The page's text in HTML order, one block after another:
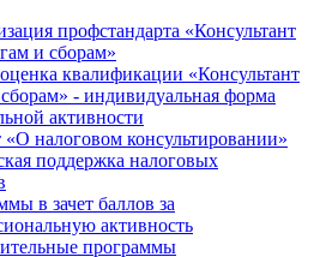
профстандарта «Консультант
и сборам»
квалификации «Консультант
- индивидуальная форма
активности
«О налоговом консультировании»
поддержка налоговых
в зачет баллов за
активность
программы